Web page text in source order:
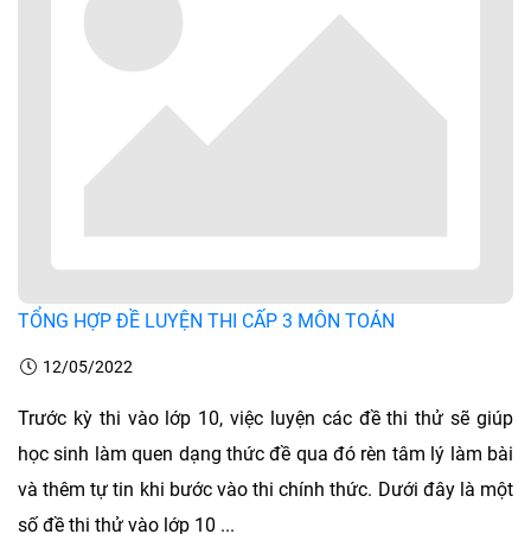
TỔNG HỢP ĐỀ LUYỆN THI CẤP 3 MÔN TOÁN
12/05/2022
Trước kỳ thi vào lớp 10, việc luyện các đề thi thử sẽ giúp
học sinh làm quen dạng thức đề qua đó rèn tâm lý làm bài
và thêm tự tin khi bước vào thi chính thức. Dưới đây là một
số đề thi thử vào lớp 10 ...